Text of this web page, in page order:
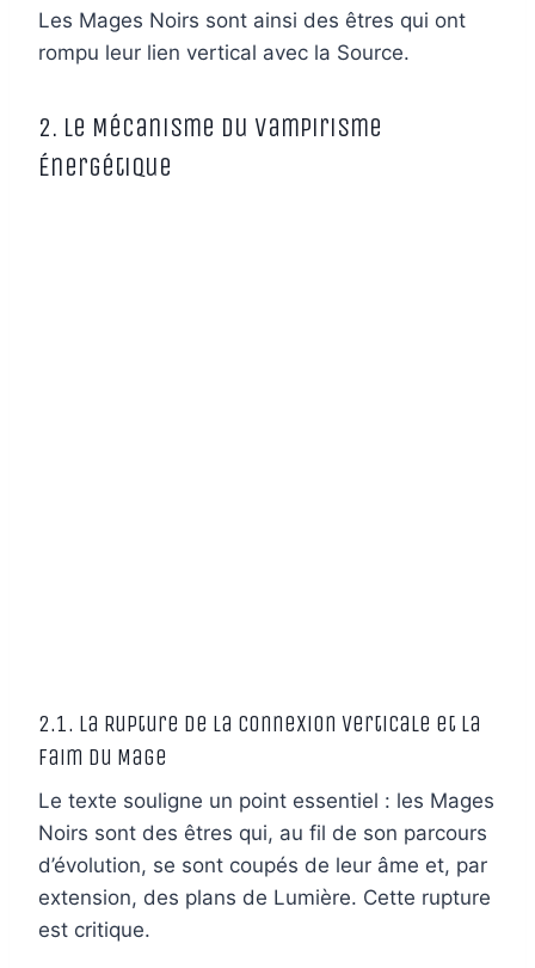
Les Mages Noirs sont ainsi des êtres qui ont
rompu leur lien vertical avec la Source.
2. Le Mécanisme du Vampirisme
Énergétique
2.1. La Rupture de la Connexion Verticale et la
Faim du Mage
Le texte souligne un point essentiel : les Mages
Noirs sont des êtres qui, au fil de son parcours
d’évolution, se sont coupés de leur âme et, par
extension, des plans de Lumière. Cette rupture
est critique.